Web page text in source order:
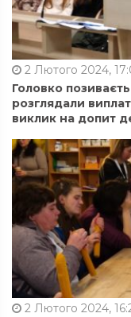
2 Лютого 2024,
Головко
розглядали
виклик на допит
2 Лютого 2024,